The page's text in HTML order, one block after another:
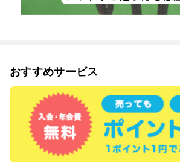
おすすめサービス